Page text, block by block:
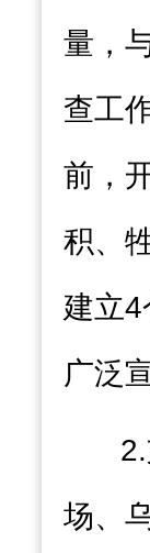
量，
查工
前，
积、
建立4
广泛
2.
场、